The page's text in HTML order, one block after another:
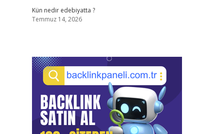
Kün nedir edebiyatta ?
Temmuz 14, 2026